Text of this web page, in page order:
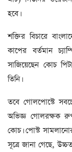
হবে।
শক্তির বিচারে
কাপের বর্তমান
সাজিয়েছেন কোচ
তিনি।
তবে গোলপোস্টে
অভিজ্ঞ গোলরক্ষক
কোচ। পোস্ট
সূত্রে জানা গেছে,